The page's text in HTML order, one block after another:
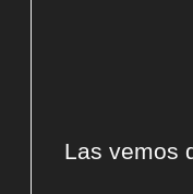
Las vemos